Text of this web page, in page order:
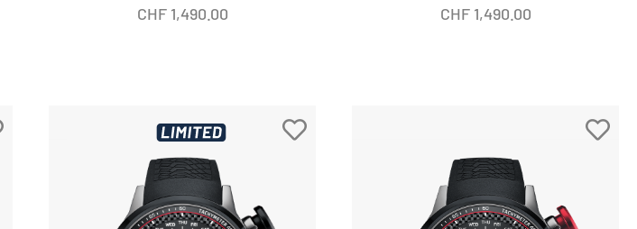
CHF1,490.00 CHF1,490.00